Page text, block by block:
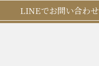
LINEでお問い合わせ